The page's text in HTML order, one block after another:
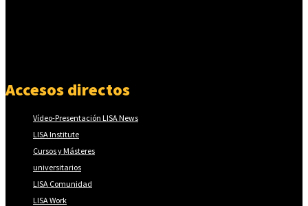
Accesos directos
Vídeo-Presentación LISA News
LISA Institute
Cursos y Másteres
universitarios
LISA Comunidad
LISA Work